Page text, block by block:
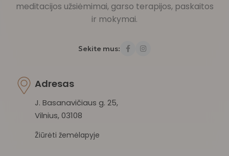
meditacijos užsiėmimai, garso terapijos, paskaitos
ir mokymai.
Sekite mus:
Adresas
J. Basanavičiaus g. 25,
Vilnius, 03108
Žiūrėti žemėlapyje